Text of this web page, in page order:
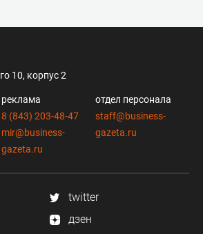
10, корпус 2
реклама
8 (843) 203-48-47
mir@business-
gazeta.ru
отдел персонала
staff@business-
gazeta.ru
twitter
дзен